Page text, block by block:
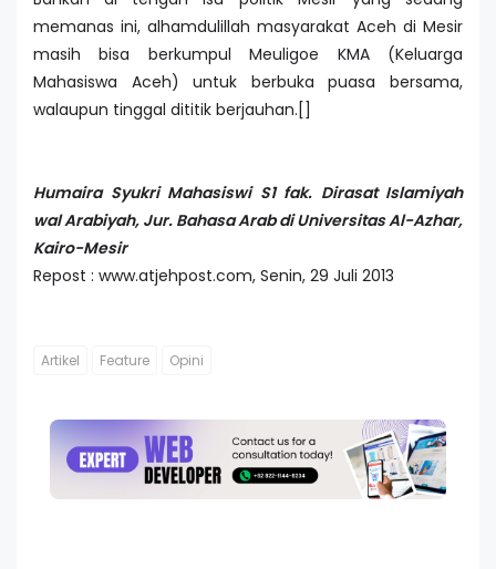
memanas ini, alhamdulillah masyarakat Aceh di Mesir
masih bisa berkumpul Meuligoe KMA (Keluarga
Mahasiswa Aceh) untuk berbuka puasa bersama,
walaupun tinggal dititik berjauhan.[]
Humaira Syukri Mahasiswi S1 fak. Dirasat Islamiyah
wal Arabiyah, Jur. Bahasa Arab di Universitas Al-Azhar,
Kairo-Mesir
Repost : www.atjehpost.com, Senin, 29 Juli 2013
Artikel Feature Opini